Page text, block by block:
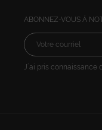
ABONNEZ-VOUS Á
J´ai pris